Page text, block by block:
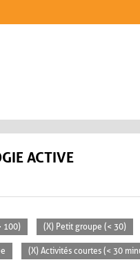
ACTIVE
100) (X) Petit groupe (< 30)
(X) Activités courtes (< 30